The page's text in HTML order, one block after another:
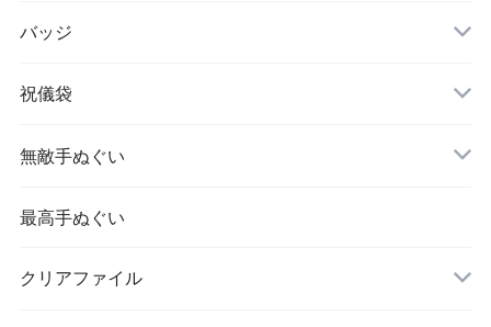
バッジ
祝儀袋
無敵手ぬぐい
最高手ぬぐい
クリアファイル